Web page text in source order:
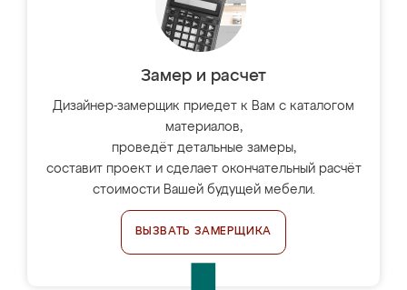
Замер и расчет
Дизайнер-замерщик приедет к Вам с каталогом
материалов,
проведёт детальные замеры,
составит проект и сделает окончательный расчёт
стоимости Вашей будущей мебели.
ВЫЗВАТЬ ЗАМЕРЩИКА